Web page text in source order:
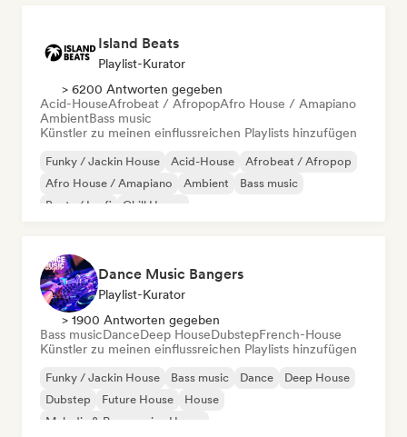
Island Beats
Playlist-Kurator
> 6200 Antworten gegeben
Acid-HouseAfrobeat / AfropopAfro House / Amapiano
AmbientBass music
Künstler zu meinen einflussreichen Playlists hinzufügen
Funky / Jackin House Acid-House
Afrobeat / Afropop
Afro House / Amapiano
Ambient
Bass music
Beats / Lo-fi
Chill House
Dance Music Bangers
Playlist-Kurator
> 1900 Antworten gegeben
Bass musicDanceDeep HouseDubstepFrench-House
Künstler zu meinen einflussreichen Playlists hinzufügen
Funky / Jackin House Bass music Dance
Deep House
Dubstep
Future House
House
Melodic & Progressive House